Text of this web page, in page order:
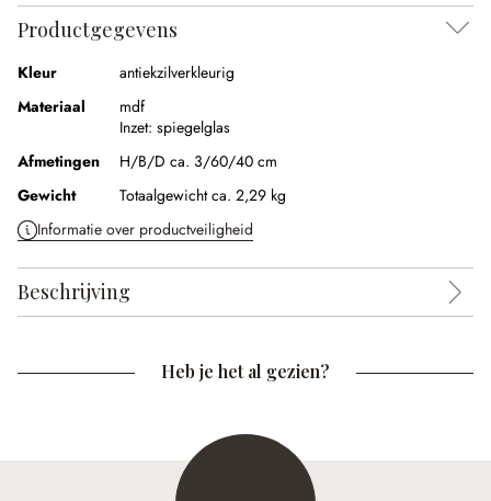
Productgegevens
Kleur
antiekzilverkleurig
Materiaal
mdf
Inzet: spiegelglas
Afmetingen
H/B/D ca. 3/60/40 cm
Gewicht
Totaalgewicht ca. 2,29 kg
Informatie over productveiligheid
Beschrijving
Heb je het al gezien?